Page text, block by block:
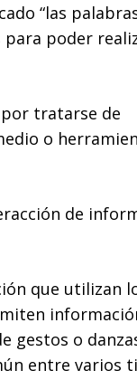
“las
poder
tratarse de
o
de
que utilizan
gestos o
entre varios